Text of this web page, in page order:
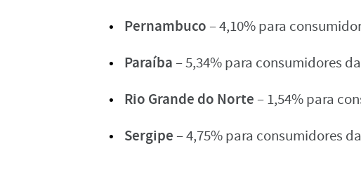
Pernambuco– 4,10% para
Paraíba– 5,34% para consumidores
Rio Grande do Norte– 1,54% para
Sergipe– 4,75% para consumidores